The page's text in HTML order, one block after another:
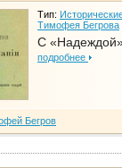
Тип:
Тимофея Бегрова
С
подробнее
Бегров